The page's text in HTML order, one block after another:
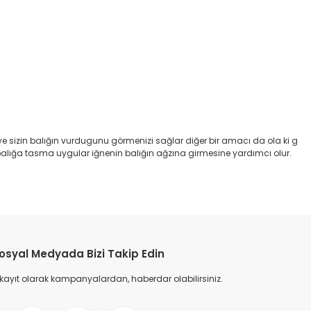
sizin balığın vurdugunu görmenizi sağlar diğer bir amacı da ola ki g
tasma uygular iğnenin balığın ağzına girmesine yardımcı olur.
Medyada Bizi Takip Edin
olarak kampanyalardan, haberdar olabilirsiniz.